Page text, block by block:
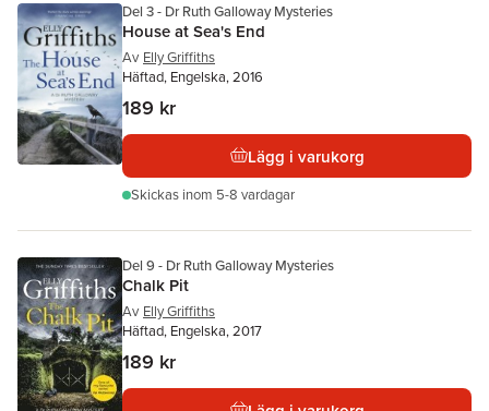
Del 3 - Dr Ruth Galloway Mysteries
House at Sea's End
Av Elly Griffiths
Häftad, Engelska, 2016
189 kr
Lägg i varukorg
Skickas inom 5-8 vardagar
Del 9 - Dr Ruth Galloway Mysteries
Chalk Pit
Av Elly Griffiths
Häftad, Engelska, 2017
189 kr